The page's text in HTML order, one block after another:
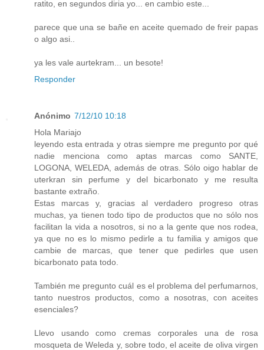
ratito, en segundos diria yo... en cambio este...
parece que una se bañe en aceite quemado de freir papas
o algo asi..
ya les vale aurtekram... un besote!
Responder
Anónimo 7/12/10 10:18
Hola Mariajo
leyendo esta entrada y otras siempre me pregunto por qué
nadie menciona como aptas marcas como SANTE,
LOGONA, WELEDA, además de otras. Sólo oigo hablar de
uterkran sin perfume y del bicarbonato y me resulta
bastante extraño.
Estas marcas y, gracias al verdadero progreso otras
muchas, ya tienen todo tipo de productos que no sólo nos
facilitan la vida a nosotros, si no a la gente que nos rodea,
ya que no es lo mismo pedirle a tu familia y amigos que
cambie de marcas, que tener que pedirles que usen
bicarbonato pata todo.
También me pregunto cuál es el problema del perfumarnos,
tanto nuestros productos, como a nosotras, con aceites
esenciales?
Llevo usando como cremas corporales una de rosa
mosqueta de Weleda y, sobre todo, el aceite de oliva virgen